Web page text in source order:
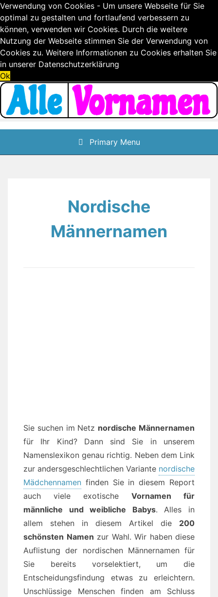
Verwendung von Cookies - Um unsere Webseite für Sie
optimal zu gestalten und fortlaufend verbessern zu
können, verwenden wir Cookies. Durch die weitere
Nutzung der Webseite stimmen Sie der Verwendung von
Cookies zu. Weitere Informationen zu Cookies erhalten Sie
in unserer Datenschutzerklärung
Ok
Skip
content
Primary Menu
Nordische
Männernamen
Sie suchen im Netz nordische Männernamen
für Ihr Kind? Dann sind Sie in unserem
Namenslexikon genau richtig. Neben dem Link
zur andersgeschlechtlichen Variante nordische
Mädchennamen finden Sie in diesem Report
auch viele exotische Vornamen für
männliche und weibliche Babys. Alles in
allem stehen in diesem Artikel die 200
schönsten Namen zur Wahl. Wir haben diese
Auflistung der nordischen Männernamen für
Sie bereits vorselektiert, um die
Entscheidungsfindung etwas zu erleichtern.
Unschlüssige Menschen finden am Schluss